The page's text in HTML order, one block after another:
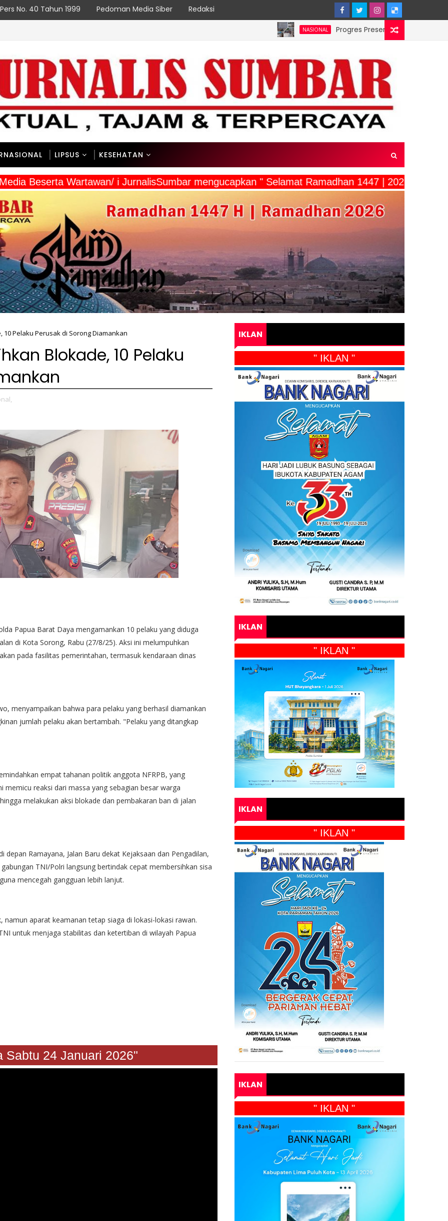
No. 40 Tahun 1999 Pedoman Media Siber Redaksi
NASIONAL Progres Preservasi Pembangunan Jembatan
LIPSUS KESEHATAN
Beserta Wartawan/ i JurnalisSumbar mengucapkan " Selamat Ramadhan 1447 | 2026"
10 Pelaku Perusak di Sorong Diamankan
Blokade, 10 Pelaku
Papua Barat Daya mengamankan 10 pelaku yang diduga
di Kota Sorong, Rabu (27/8/25). Aksi ini melumpuhkan
pada fasilitas pemerintahan, termasuk kendaraan dinas
menyampaikan bahwa para pelaku yang berhasil diamankan
jumlah pelaku akan bertambah. "Pelaku yang ditangkap
empat tahanan politik anggota NFRPB, yang
reaksi dari massa yang sebagian besar warga
melakukan aksi blokade dan pembakaran ban di jalan
Ramayana, Jalan Baru dekat Kejaksaan dan Pengadilan,
TNI/Polri langsung bertindak cepat membersihkan sisa
mencegah gangguan lebih lanjut.
aparat keamanan tetap siaga di lokasi-lokasi rawan.
untuk menjaga stabilitas dan ketertiban di wilayah Papua
24 Januari 2026"
IKLAN
" IKLAN "
IKLAN
" IKLAN "
IKLAN
" IKLAN "
IKLAN
" IKLAN "